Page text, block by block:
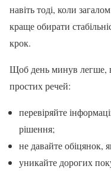
навіть тоді, коли
краще обирати
крок.
Щоб день минув легше,
простих речей:
перевіряйте
рішення;
не давайте обіцянок,
уникайте дорогих